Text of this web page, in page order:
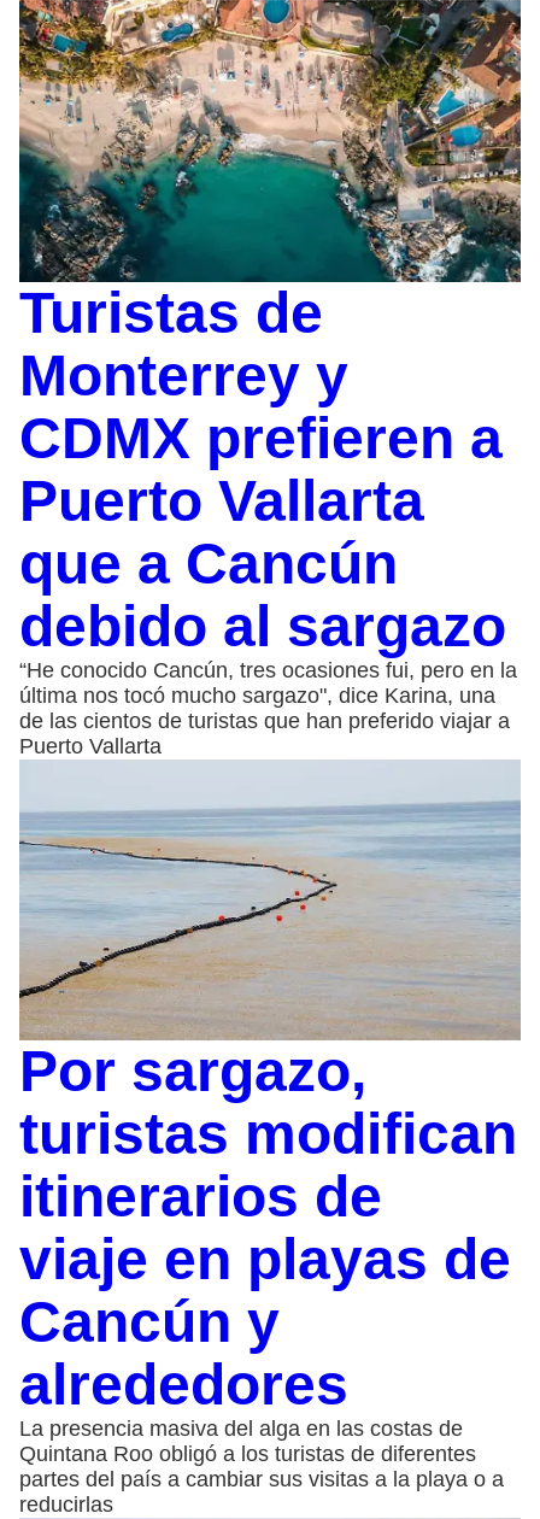
Turistas de
Monterrey y
CDMX prefieren a
Puerto Vallarta
que a Cancún
debido al sargazo
“He conocido Cancún, tres ocasiones fui, pero en la
última nos tocó mucho sargazo", dice Karina, una
de las cientos de turistas que han preferido viajar a
Puerto Vallarta
Por sargazo,
turistas modifican
itinerarios de
viaje en playas de
Cancún y
alrededores
La presencia masiva del alga en las costas de
Quintana Roo obligó a los turistas de diferentes
partes del país a cambiar sus visitas a la playa o a
reducirlas